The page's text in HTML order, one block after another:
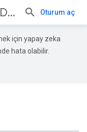
Oturum aç
için yapay zeka
hata olabilir.